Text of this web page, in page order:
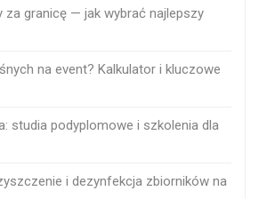
za granicę — jak wybrać najlepszy
na event? Kalkulator i kluczowe
studia podyplomowe i szkolenia dla
i dezynfekcja zbiorników na